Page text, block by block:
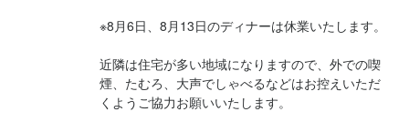
※8月6日、8月13日のディナーは休業いたします。
近隣は住宅が多い地域になりますので、外での喫
煙、たむろ、大声でしゃべるなどはお控えいただ
くようご協力お願いいたします。
・アパレル店員
・アパレル店員
「まず話を聞いてみたい」「ちょっと気になったので」だけでも
大歓迎◎カジュアルな雰囲気でご面接できればと思っております
お店の採用担当者からのメッセージ
お店の採用担当者からのメッセージ
「まず話を聞いてみたい」「ちょっと気になったので」だけでも
大歓迎◎カジュアルな雰囲気でご面接できればと思っております